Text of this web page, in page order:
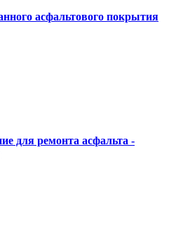
асфальтового покрытия
для ремонта асфальта -